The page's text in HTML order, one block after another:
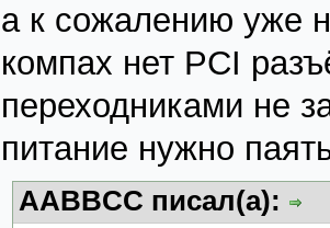
а к сожалению уже
компах нет PCI
переходниками не
питание нужно
AABBCC писал(а):